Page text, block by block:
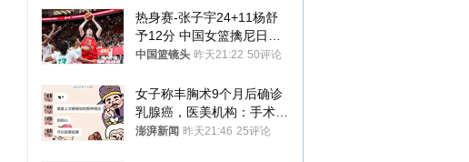
热身赛-张子宇24+11杨舒
予12分 中国女篮擒尼日利
亚
中国篮镜头 昨天21:22 50评论
女子称丰胸术9个月后确诊
乳腺癌，医美机构：手术不
可能引发癌症，建议走司法
澎湃新闻 昨天21:46 25评论